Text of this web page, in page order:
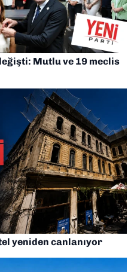
Mutlu ve 19 meclis
yeniden canlanıyor